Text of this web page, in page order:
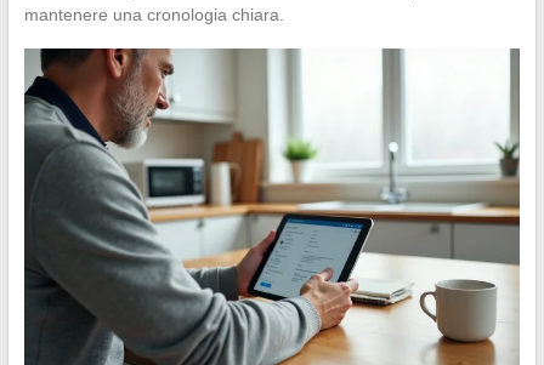
mantenere una cronologia chiara.